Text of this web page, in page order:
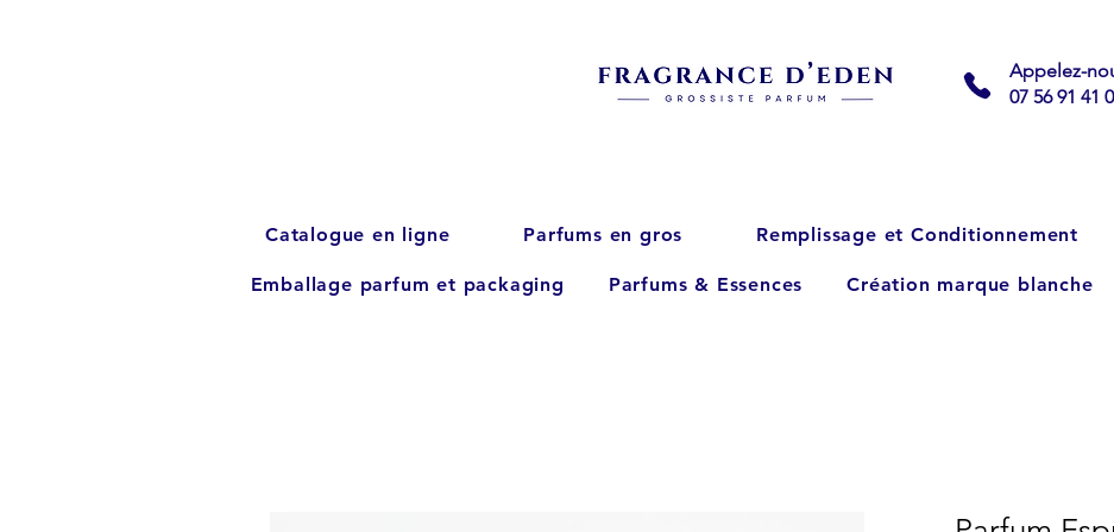
Appelez-
07 56 91 41
Catalogue en ligne Parfums en gros Remplissage et Conditionnement
Emballage parfum et packaging Parfums & Essences Création marque blanche